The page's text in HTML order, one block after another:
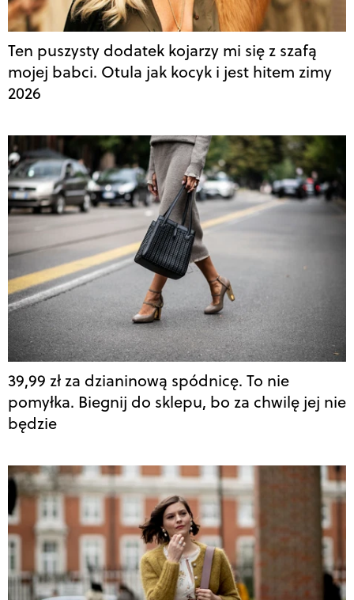
Ten puszysty dodatek kojarzy mi się z szafą
mojej babci. Otula jak kocyk i jest hitem zimy
2026
39,99 zł za dzianinową spódnicę. To nie
pomyłka. Biegnij do sklepu, bo za chwilę jej nie
będzie